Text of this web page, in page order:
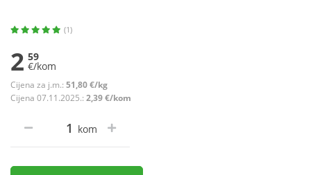
(1)
2 59
€/kom
Cijena za j.m.: 51,80 €/kg
Cijena 07.11.2025.: 2,39 €/kom
kom